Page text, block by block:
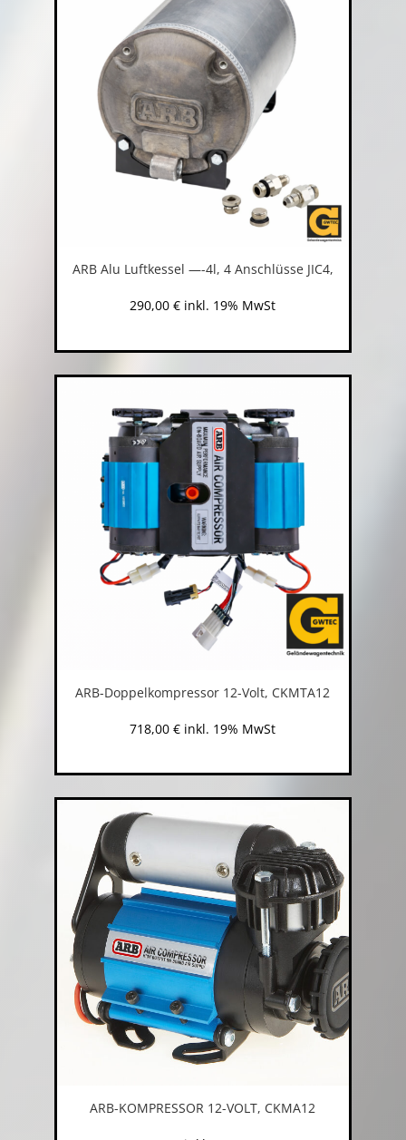
ARB Alu Luftkessel —-4l, 4 Anschlüsse JIC4,
290,00€ inkl. 19% MwSt
ARB-Doppelkompressor 12-Volt, CKMTA12
718,00€ inkl. 19% MwSt
ARB-KOMPRESSOR 12-VOLT, CKMA12